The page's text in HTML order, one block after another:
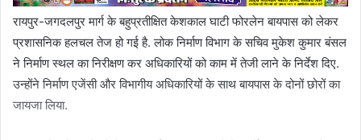
रायपुर-जगदलपुर मार्ग के बहुप्रतीक्षित केशकाल घाटी फोरलेन बायपास को लेकर
प्रशासनिक हलचल तेज हो गई है. लोक निर्माण विभाग के सचिव मुकेश कुमार बंसल
ने निर्माण स्थल का निरीक्षण कर अधिकारियों को काम में तेजी लाने के निर्देश दिए.
उन्होंने निर्माण एजेंसी और विभागीय अधिकारियों के साथ बायपास के दोनों छोरों का
जायजा लिया.